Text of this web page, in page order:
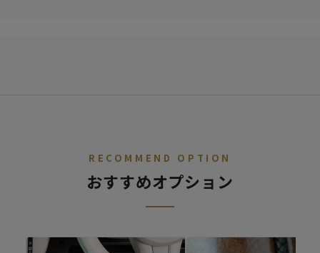
があればご連絡ください。
ファブリック シートカバー診断
RECOMMEND OPTION
おすすめオプション